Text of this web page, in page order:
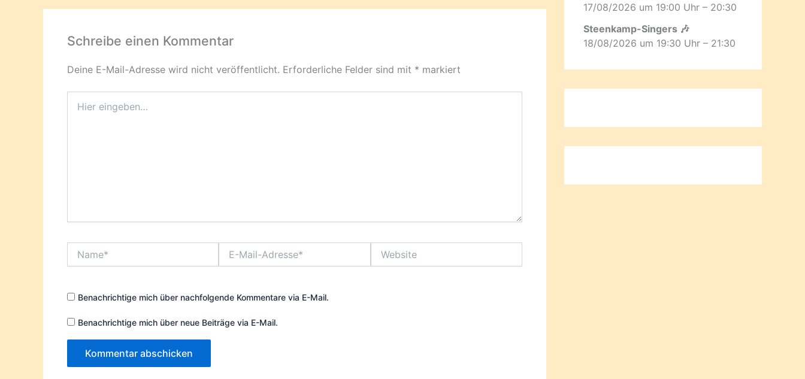
Schreibe einen Kommentar
Deine E-Mail-Adresse wird nicht veröffentlicht. Erforderliche Felder sind mit * markiert
eingeben…
Mail-
Benachrichtige mich über nachfolgende Kommentare via E-Mail.
Benachrichtige mich über neue Beiträge via E-Mail.
17/08/2026 um 19:00 Uhr – 20:30
Steenkamp-Singers 🎶
18/08/2026 um 19:30 Uhr – 21:30